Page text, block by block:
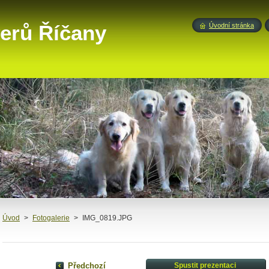
Říčany
Úvod > Fotogalerie > IMG_0819.JPG
Předchozí Spustit prezentaci
Úvodní stránka